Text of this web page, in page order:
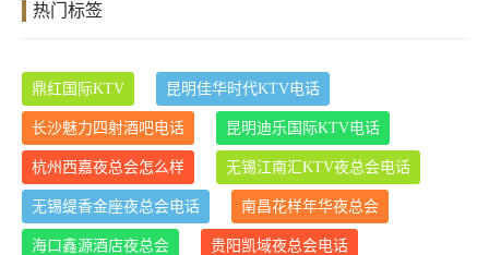
热门标签
鼎红国际KTV 昆明佳华时代KTV电话
长沙魅力四射酒吧电话 昆明迪乐国际KTV电话
杭州西嘉夜总会怎么样 无锡江南汇KTV夜总会电话
无锡缇香金座夜总会电话 南昌花样年华夜总会
海口鑫源酒店夜总会 贵阳凯域夜总会电话